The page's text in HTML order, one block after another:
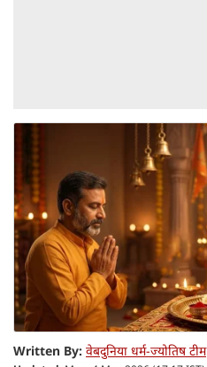
Written By: वेबदुनिया धर्म-ज्योतिष टीम